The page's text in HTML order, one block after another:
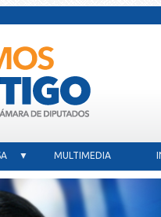
▼ MULTIMEDIA